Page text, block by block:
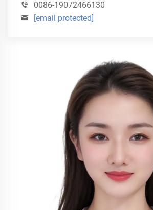
0086-19072466130
[email protected]